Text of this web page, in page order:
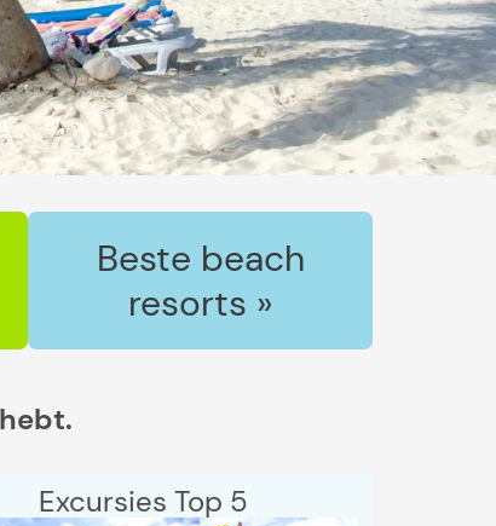
Beste beach
resorts »
Excursies Top 5